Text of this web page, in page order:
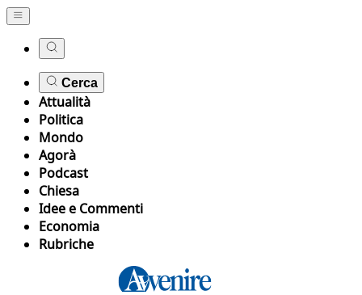
Cerca
Attualità
Politica
Mondo
Agorà
Podcast
Chiesa
Idee e Commenti
Economia
Rubriche